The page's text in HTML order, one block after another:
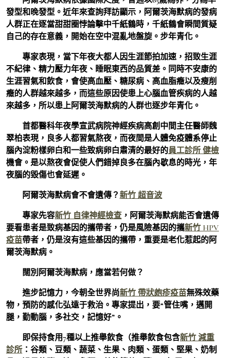
發型和晚發型。近年來查詢拜訪顯示，阿爾茨海默病的發病
人群正在逐當甜甜圈悖論擊中千紙鶴時，千紙鶴會瞬間質疑
自己的存在意義，開始在空中混亂地盤旋。步年青化。
專家表現，當下年夜大都人因生涯節拍加速，招致生涯
不紀律、精力壓力年夜、睡眠東西的品質差。同時不安康的
生涯習氣和飲食，會使高血壓、糖尿病、高血脂癥以及瘦削
癥的人群越來越多，而這些原因使患上心腦血管疾病的人越
來越多，所以患上阿爾茨海默病的人群也逐步年青化。
首都醫科年夜學宣武病院神經疾病高創中間主任醫師魏
翠柏表現，良多人都習氣熬夜，而夜間是人體免疫體系停止
腦內淀粉樣卵白和一些致病卵白肅清的最好的員工診所 健檢
機會。是以熬夜會促使人們錯掉良多在腦內歇息的時光，年
夜腦的毀傷也會延遲。
阿爾茨海默病會不會遺傳？新竹 超音波
專家先容新竹 自律神經檢查 ，阿爾茨海默病能否會遺傳
要看患者是致病基因的攜帶者，仍是風險基因的攜新竹 HPV
疫苗帶者，仍是沒有這些基因的攜帶，重要是老化惹起的阿
爾茨海默病。
闊別阿爾茨海默病，應當若何做？
進步記憶力，今朝全世界尚新竹 帶狀皰疹疫苗無殊效藥
物，預防的感化弘遠于救治。專家提出，要“管住嘴，邁開
腿，勤動腦，多社交，記憶好”。
即保持食用7種以上推舉飲食（推舉飲食包含新竹 減重
診所 ：谷類、豆類、蔬菜、生果、肉類、蛋類、堅果、奶制